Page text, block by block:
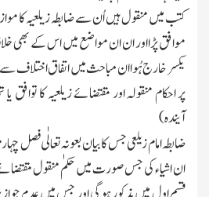
کتب میں منقول ہیں اُن سے ضابطہ زیلعیہ کا
موافق پڑااور ان ان مواضع میں اس کے بھی
یکسر خارج ہُواان مباحث میں اتفاق اختلاف
پر احکام منقولہ اور مقتضائے زیلعیہ کا
آیندہ)
ضابطہ امام زیلعی جس کا بیان بعونہٖ تعالٰی فصل
ان اشیاء کی جس صورت میں حکم منقول